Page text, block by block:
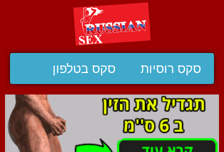
סקס רוסיות סקס בטלפון